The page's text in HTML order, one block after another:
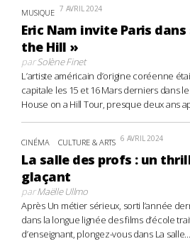
MUSIQUE 7 AVRIL 2024
Eric Nam invite Paris dans
the Hill »
parSolène Finet
L’artiste américain d’origine coréenne
capitale les 15 et 16 Mars derniers dans
House on a Hill Tour, presque deux ans
CINÉMA CULTURE & ARTS 6 AVRIL 2024
La salle des profs : un
glaçant
parMaëlle Ullmo
Après Un métier sérieux, sorti l’année
dans la longue lignée des films d’école
d’enseignant, plongez-vous dans La salle...